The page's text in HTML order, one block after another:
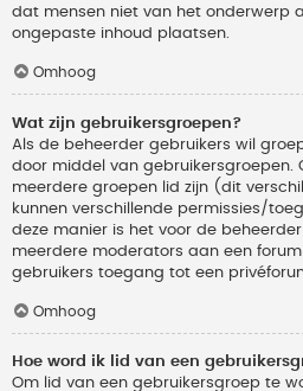
dat mensen niet van het onderwerp
ongepaste inhoud plaatsen.
Omhoog
Wat zijn gebruikersgroepen?
Als de beheerder gebruikers wil
door middel van gebruikersgroepen.
meerdere groepen lid zijn (dit
kunnen verschillende permissies/
deze manier is het voor de
meerdere moderators aan een
gebruikers toegang tot een
Omhoog
Hoe word ik lid van een
Om lid van een gebruikersgroep te